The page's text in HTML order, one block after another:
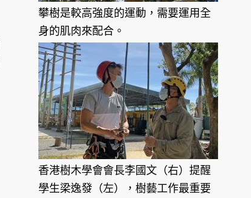
攀樹是較高強度的運動，需要運用全
身的肌肉來配合。
香港樹木學會會長李國文（右）提醒
學生梁逸發（左），樹藝工作最重要